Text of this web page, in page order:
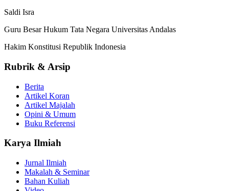
Saldi Isra
Guru Besar Hukum Tata Negara Universitas Andalas
Hakim Konstitusi Republik Indonesia
Rubrik & Arsip
Berita
Artikel Koran
Artikel Majalah
Opini & Umum
Buku Referensi
Karya Ilmiah
Jurnal Ilmiah
Makalah & Seminar
Bahan Kuliah